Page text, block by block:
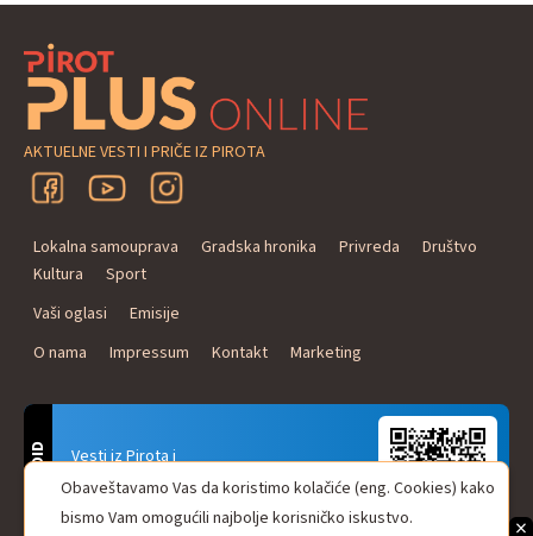
AKTUELNE VESTI I PRIČE IZ PIROTA
Lokalna samouprava Gradska hronika Privreda
Društvo
Kultura
Sport
Vaši oglasi
Emisije
O nama
Impressum Kontakt Marketing
Vesti iz Pirota i
Naxi Plus Radio
Uvek u Vašem džepu!
ANDROID Obaveštavamo Vas da koristimo kolačiće (eng. Cookies) kako
bismo Vam omogućili najbolje korisničko iskustvo.